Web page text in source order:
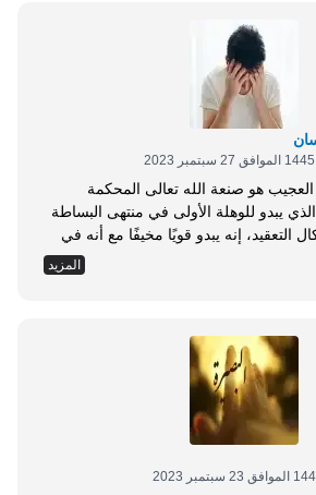
العجيب هو صنعة الله تعالى المحكمة
الذي يبدو للوهلة الأولى في منتهى البساطة
إنه يبدو قويًا مخيفًا مع أنه في
جانب من جوانب شخصيته ضعفًا لا يوازيه
شيء سوى ما يدعيه من القوة والعزة والسطوة. ولحظات ضعف
المزيد